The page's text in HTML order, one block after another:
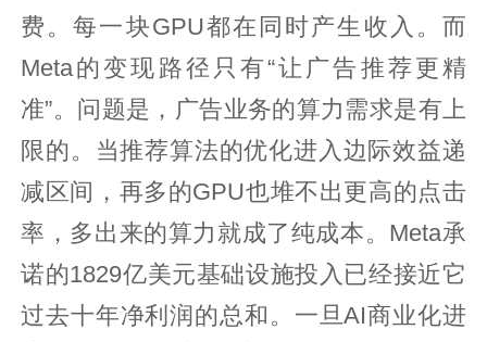
费。每一块GPU都在同时产生收入。而
Meta的变现路径只有“让广告推荐更精
准”。问题是，广告业务的算力需求是有上
限的。当推荐算法的优化进入边际效益递
减区间，再多的GPU也堆不出更高的点击
率，多出来的算力就成了纯成本。Meta承
诺的1829亿美元基础设施投入已经接近它
过去十年净利润的总和。一旦AI商业化进